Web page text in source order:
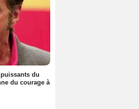
du
du courage à